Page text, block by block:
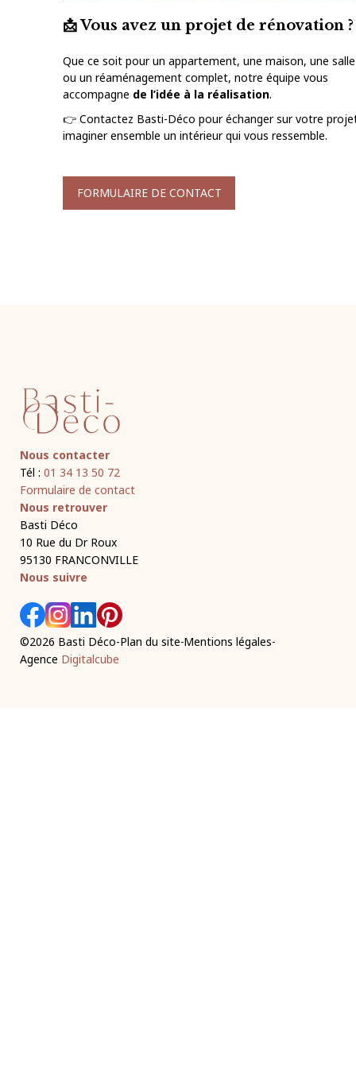
📩 Vous avez un projet de rénovation ?
Que ce soit pour un appartement, une maison, une
ou un réaménagement complet, notre équipe vous
accompagne de l’idée à la réalisation.
👉 Contactez Basti-Déco pour échanger sur votre
imaginer ensemble un intérieur qui vous ressemble.
FORMULAIRE DE CONTACT
Nous contacter
Tél : 01 34 13 50 72
Formulaire de contact
Nous retrouver
Basti Déco
10 Rue du Dr Roux
95130 FRANCONVILLE
Nous suivre
©2026 Basti Déco-Plan du site Mentions légales
Agence Digitalcube